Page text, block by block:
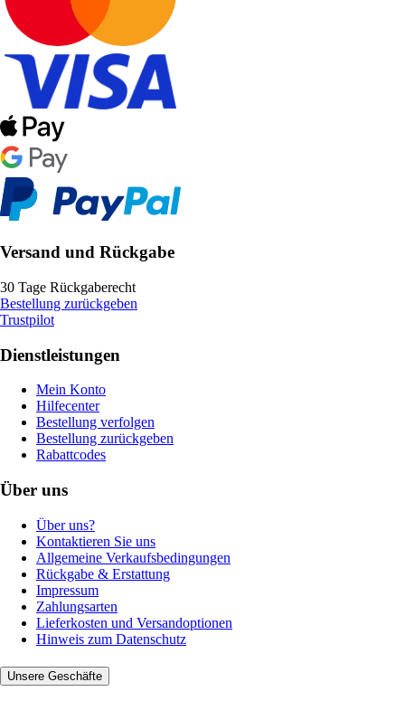
Versand und Rückgabe
30 Tage Rückgaberecht
Bestellung zurückgeben
Trustpilot
Dienstleistungen
Mein Konto
Hilfecenter
Bestellung verfolgen
Bestellung zurückgeben
Rabattcodes
Über uns
Über uns?
Kontaktieren Sie uns
Allgemeine Verkaufsbedingungen
Rückgabe & Erstattung
Impressum
Zahlungsarten
Lieferkosten und Versandoptionen
Hinweis zum Datenschutz
Unsere Geschäfte